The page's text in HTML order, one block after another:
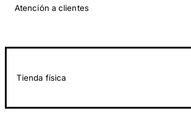
Atención a clientes
Tienda física